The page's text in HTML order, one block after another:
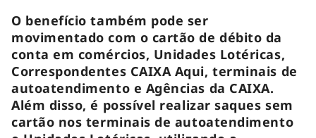
O benefício também pode ser
movimentado com o cartão de débito da
conta em comércios, Unidades Lotéricas,
Correspondentes CAIXA Aqui, terminais de
autoatendimento e Agências da CAIXA.
Além disso, é possível realizar saques sem
cartão nos terminais de autoatendimento